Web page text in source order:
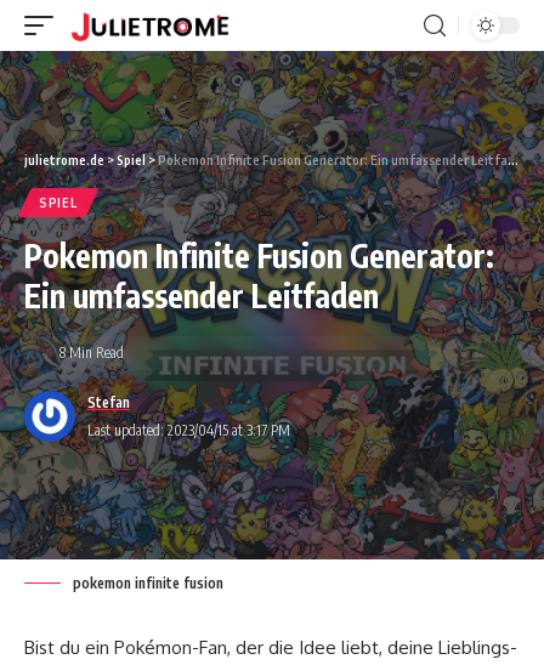
julietrome.de>Spiel>Pokemon Infinite Fusion Generator: Ein umfassender Leitfaden
SPIEL
Pokemon Infinite Fusion Generator:
Ein umfassender Leitfaden
Last updated: 2023/04/15 at 3:17 PM
Stefan
8 Min Read
pokemon infinite fusion
Bist du ein Pokémon-Fan, der die Idee liebt, deine Lieblings-